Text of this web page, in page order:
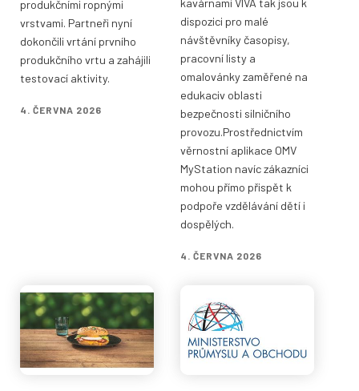
produkčními ropnými
vrstvami. Partneři nyní
dokončili vrtání prvního
produkčního vrtu a zahájili
testovací aktivity.
4. ČERVNA 2026
kavárnami VIVA tak jsou k
dispozici pro malé
návštěvníky časopisy,
pracovní listy a
omalovánky zaměřené na
edukaciv oblasti
bezpečnosti silničního
provozu.Prostřednictvím
věrnostní aplikace OMV
MyStation navíc zákazníci
mohou přímo přispět k
podpoře vzdělávání dětí i
dospělých.
4. ČERVNA 2026